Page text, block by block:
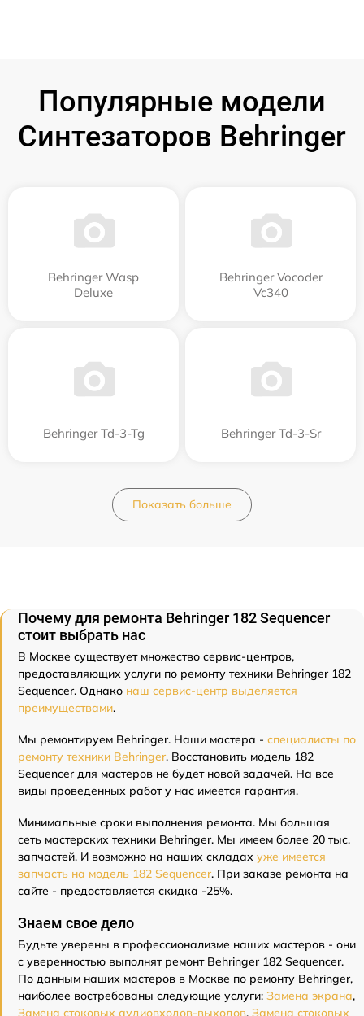
Популярные модели
Синтезаторов Behringer
Behringer Wasp
Deluxe
Behringer Vocoder
Vc340
Behringer Td-3-Tg Behringer Td-3-Sr
Показать больше
Почему для ремонта Behringer 182 Sequencer
стоит выбрать нас
В Москве существует множество сервис-центров,
предоставляющих услуги по ремонту техники Behringer 182
Sequencer. Однако наш сервис-центр выделяется
преимуществами.
Мы ремонтируем Behringer. Наши мастера - специалисты по
ремонту техники Behringer. Восстановить модель 182
Sequencer для мастеров не будет новой задачей. На все
виды проведенных работ у нас имеется гарантия.
Минимальные сроки выполнения ремонта. Мы большая
сеть мастерских техники Behringer. Мы имеем более 20 тыс.
запчастей. И возможно на наших складах уже имеется
запчасть на модель 182 Sequencer. При заказе ремонта на
сайте - предоставляется скидка -25%.
Знаем свое дело
Будьте уверены в профессионализме наших мастеров - они
с уверенностью выполнят ремонт Behringer 182 Sequencer.
По данным наших мастеров в Москве по ремонту Behringer,
наиболее востребованы следующие услуги: Замена экрана,
Замена стоковых аудиовходов-выходов, Замена стоковых